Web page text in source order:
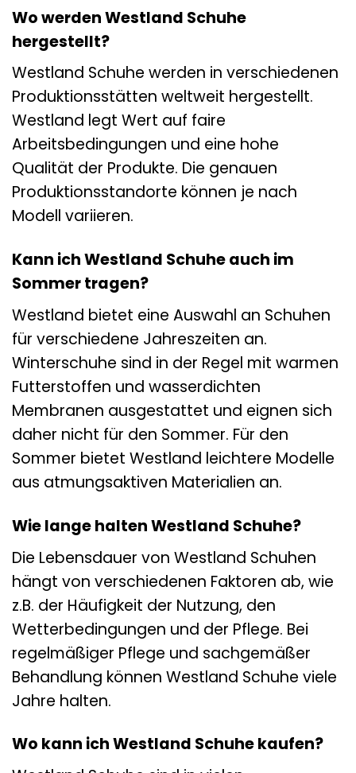
Wo werden Westland Schuhe
hergestellt?
Westland Schuhe werden in verschiedenen
Produktionsstätten weltweit hergestellt.
Westland legt Wert auf faire
Arbeitsbedingungen und eine hohe
Qualität der Produkte. Die genauen
Produktionsstandorte können je nach
Modell variieren.
Kann ich Westland Schuhe auch im
Sommer tragen?
Westland bietet eine Auswahl an Schuhen
für verschiedene Jahreszeiten an.
Winterschuhe sind in der Regel mit warmen
Futterstoffen und wasserdichten
Membranen ausgestattet und eignen sich
daher nicht für den Sommer. Für den
Sommer bietet Westland leichtere Modelle
aus atmungsaktiven Materialien an.
Wie lange halten Westland Schuhe?
Die Lebensdauer von Westland Schuhen
hängt von verschiedenen Faktoren ab, wie
z.B. der Häufigkeit der Nutzung, den
Wetterbedingungen und der Pflege. Bei
regelmäßiger Pflege und sachgemäßer
Behandlung können Westland Schuhe viele
Jahre halten.
Wo kann ich Westland Schuhe kaufen?